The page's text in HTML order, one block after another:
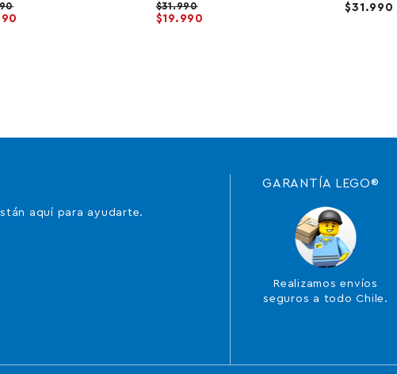
31.990
19.990
31.990
aquí para ayudarte.
GARANTÍA LEGO®
Realizamos envíos
seguros a todo Chile.